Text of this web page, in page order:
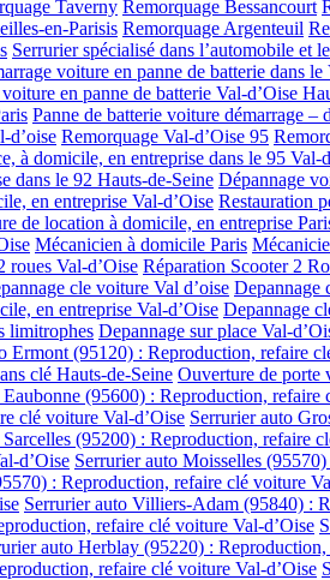
Taverny Remorquage Bessancourt
en-Parisis Remorquage Argenteuil
Serrurier spécialisé dans l’automobile et
voiture en panne de batterie dans le
en panne de batterie Val-d’Oise
Panne de batterie voiture démarrage –
d’oise Remorquage Val-d’Oise 95
à domicile, en entreprise dans le 95 Val-
dans le 92 Hauts-de-Seine Dépannage
en entreprise Val-d’Oise Restauration
de location à domicile, en entreprise
Mécanicien à domicile Paris
roues Val-d’Oise Réparation Scooter 2
cle voiture Val d’oise Depannage
en entreprise Val-d’Oise Depannage
limitrophes Depannage sur place Val-
Ermont (95120) : Reproduction, refaire
clé Hauts-de-Seine Ouverture de porte
(95600) : Reproduction, refaire
clé voiture Val-d’Oise Serrurier auto
(95200) : Reproduction, refaire
d’Oise Serrurier auto Moisselles
: Reproduction, refaire clé voiture
Serrurier auto Villiers-Adam (95840) :
refaire clé voiture Val-d’Oise
auto Herblay (95220) :
refaire clé voiture Val-d’Oise